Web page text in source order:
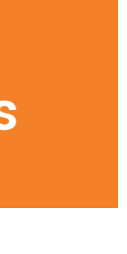
fixés de
compte du
par une
de